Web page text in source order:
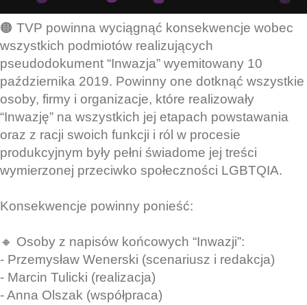
🟠 TVP powinna wyciągnąć konsekwencje wobec
wszystkich podmiotów realizujących
pseudodokument “Inwazja” wyemitowany 10
października 2019. Powinny one dotknąć wszystkie
osoby, firmy i organizacje, które realizowały
“Inwazję” na wszystkich jej etapach powstawania
oraz z racji swoich funkcji i ról w procesie
produkcyjnym były pełni świadome jej treści
wymierzonej przeciwko społeczności LGBTQIA.
Konsekwencje powinny ponieść:
🔸 Osoby z napisów końcowych “Inwazji”:
- Przemysław Wenerski (scenariusz i redakcja)
- Marcin Tulicki (realizacja)
- Anna Olszak (współpraca)